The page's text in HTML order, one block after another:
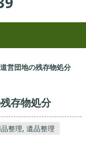
営団地の残存物処分
存物処分
整理, 遺品整理